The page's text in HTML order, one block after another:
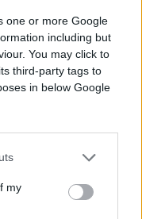
one or more Google
including but
You may click to
third-party tags to
in below Google
my
lovce F-15
Reaper te jurišne
sukoba
postepeno